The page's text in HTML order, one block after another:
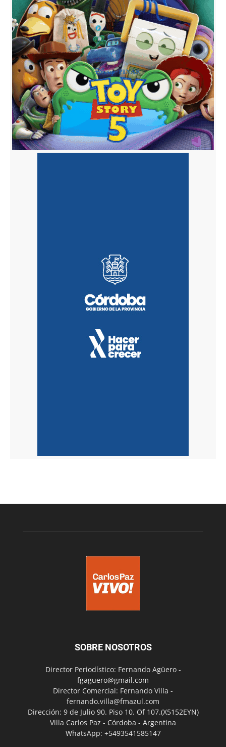
SOBRE NOSOTROS
Director Periodístico: Fernando Agüero -
fgaguero@gmail.com
Director Comercial: Fernando Villa -
fernando.villa@fmazul.com
Dirección: 9 de Julio 90. Piso 10. Of 107.(X5152EYN)
Villa Carlos Paz - Córdoba - Argentina
WhatsApp: +5493541585147